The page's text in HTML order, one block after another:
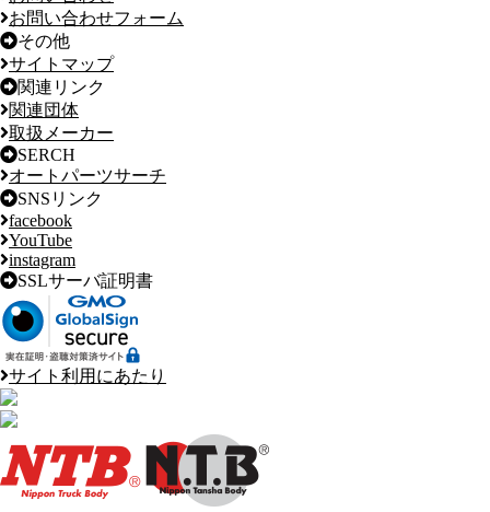
お問い合わせフォーム
その他
サイトマップ
関連リンク
関連団体
取扱メーカー
SERCH
オートパーツサーチ
SNSリンク
facebook
YouTube
instagram
SSLサーバ証明書
サイト利用にあたり